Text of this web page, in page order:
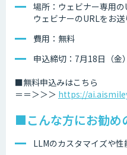
場所：ウェビナー専用
ウェビナーのURLをお
費用：無料
申込締切：7月18日（金
■無料申込みはこちら
＝＝＞＞＞ https://
■こんな方にお勧め
LLMのカスタマイズや